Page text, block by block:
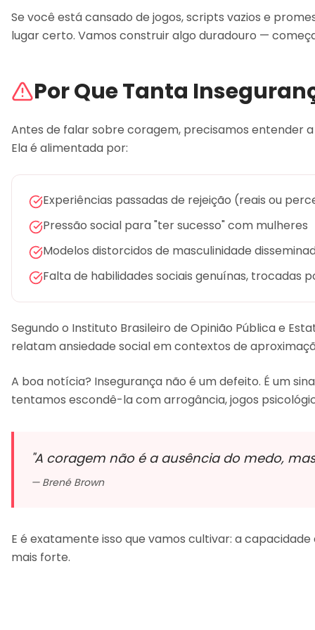
Se você está cansado de jogos, scripts vazios e
lugar certo. Vamos construir algo duradouro —
Por Que Tanta
Antes de falar sobre coragem, precisamos entender
Ela é alimentada por:
Experiências passadas de rejeição (reais ou
Pressão social para "ter sucesso" com mulheres
Modelos distorcidos de masculinidade
Falta de habilidades sociais genuínas, trocadas
Segundo o Instituto Brasileiro de Opinião Pública e
relatam ansiedade social em contextos de
A boa notícia? Insegurança não é um defeito. É um
tentamos escondê-la com arrogância, jogos
"A coragem não é a ausência do medo,
— Brené Brown
E é exatamente isso que vamos cultivar: a
mais forte.